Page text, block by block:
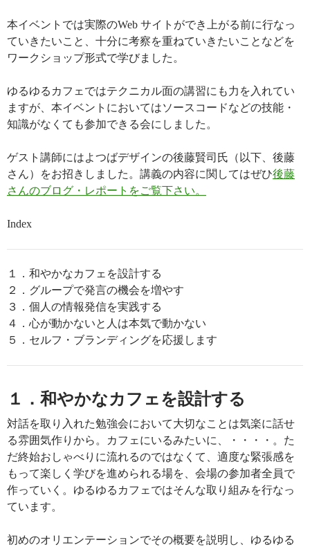
本イベントでは実際のWeb サイトができ上がる前に行なっ
ていきたいこと、十分に考察を重ねていきたいことなどを
ワークショップ形式で学びました。
ゆるゆるカフェではテクニカル面の講習にも力を入れてい
ますが、本イベントにおいてはソースコードなどの技能・
知識がなくても参加できる会にしました。
ゲスト講師にはよつばデザインの後藤賢司氏（以下、後藤
さん）をお招きしました。講義の内容に関してはぜひ後藤
さんのブログ・レポートをご覧下さい。
Index
１．和やかなカフェを設計する
２．グループで発言の機会を増やす
３．個人の情報発信を実践する
４．心が動かないと人は本気で動かない
５．セルフ・ブランディングを応援します
１．和やかなカフェを設計する
対話を取り入れた勉強会において大切なことは気楽に話せ
る雰囲気作りから。カフェにいるみたいに、・・・・。た
だ終始おしゃべりに流れるのではなくて、適度な緊張感を
もって楽しく学びを進められる場を、会場の参加者全員で
作っていく。ゆるゆるカフェではそんな取り組みを行なっ
ています。
初めのオリエンテーションでその概要を説明し、ゆるゆる